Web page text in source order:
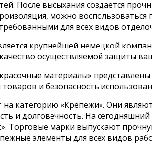
После высыхания создается
можно воспользоваться
для всех видов
крупнейшей немецкой
осуществляемой защиты
материалы»
и безопасность
категорию «Крепежи». Они
и долговечность. На
Торговые марки выпускают
элементы для всех видов